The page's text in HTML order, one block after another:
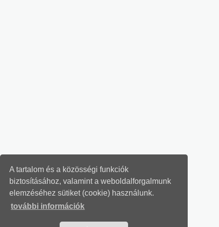
A tartalom és a közösségi funkciók
biztosításához, valamint a weboldalforgalmunk
elemzéséhez sütiket (cookie) használunk.
további információk